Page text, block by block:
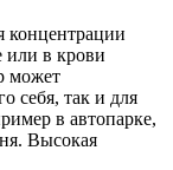
концентрации
или в крови
может
себя, так и для
в автопарке,
Высокая